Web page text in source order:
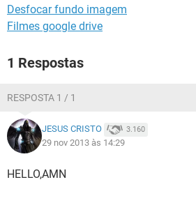
Desfocar fundo imagem
Filmes google drive
1 Respostas
RESPOSTA 1 / 1
JESUS CRISTO 3.160
29 nov 2013 às 14:29
HELLO,AMN